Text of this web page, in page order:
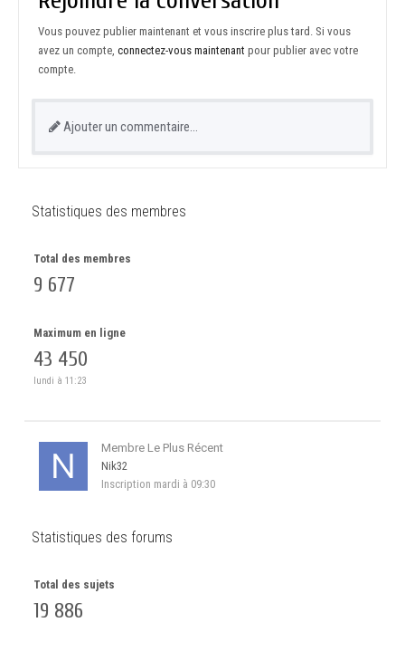
Vous pouvez publier maintenant et vous inscrire plus tard. Si vous
avez un compte, connectez-vous maintenant pour publier avec votre
compte.
Ajouter un commentaire…
Statistiques des membres
Total des membres
9 677
Maximum en ligne
43 450
lundi à 11:23
Membre Le Plus Récent
Nik32
Inscription mardi à 09:30
Statistiques des forums
Total des sujets
19 886